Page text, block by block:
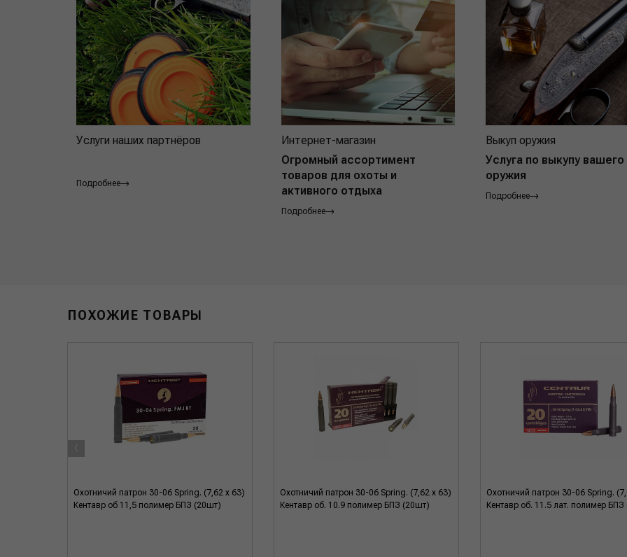
Услуги наших партнёров
Подробнее
Интернет-магазин
Огромный ассортимент
товаров для охоты и
активного отдыха
Подробнее
Выкуп оружия
Услуга по выкупу вашего
оружия
Подробнее
ПОХОЖИЕ ТОВАРЫ
Охотничий патрон 30-06 Spring. (7,62 x 63)
Кентавр об 11,5 полимер БПЗ (20шт)
Охотничий патрон 30-06 Spring. (7,62 x 63)
Кентавр об. 10.9 полимер БПЗ (20шт)
Охотничий патрон 30-06 Spring.
Кентавр об. 11.5 лат. полимер
‹